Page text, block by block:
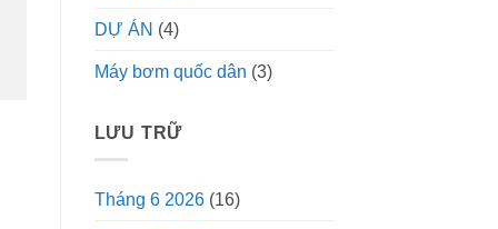
DỰ ÁN (4)
Máy bơm quốc dân (3)
LƯU TRỮ
Tháng 6 2026(16)